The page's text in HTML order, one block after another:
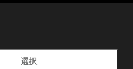
選択